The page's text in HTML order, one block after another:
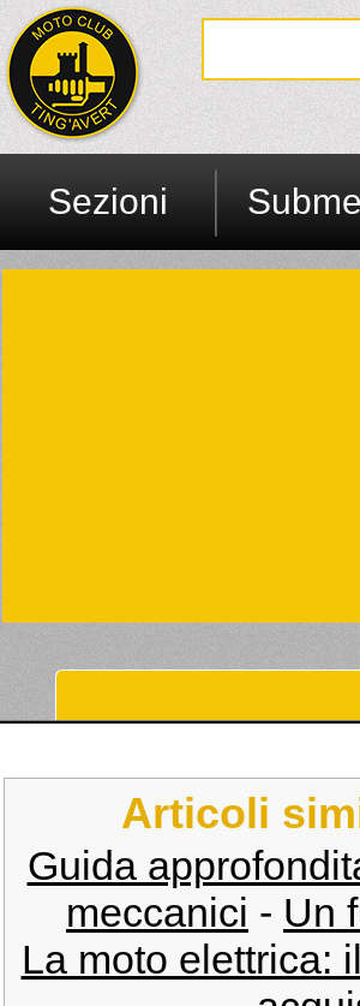
Sezioni
Articoli
Guida
meccanici - Un
La moto elettrica: